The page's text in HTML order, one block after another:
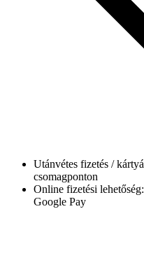
Utánvétes fizetés /
csomagponton
Online fizetési
Google Pay